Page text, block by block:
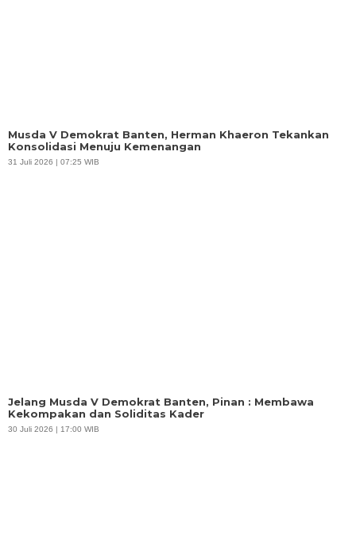
Musda V Demokrat Banten, Herman Khaeron Tekankan
Konsolidasi Menuju Kemenangan
31 Juli 2026 | 07:25 WIB
Jelang Musda V Demokrat Banten, Pinan : Membawa
Kekompakan dan Soliditas Kader
30 Juli 2026 | 17:00 WIB